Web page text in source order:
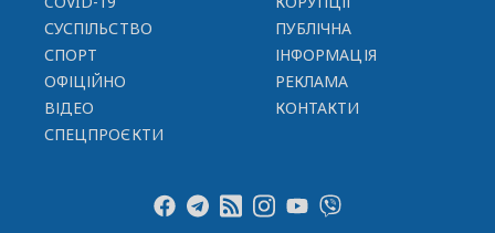
СУСПІЛЬСТВО
СПОРТ
ОФІЦІЙНО
ВІДЕО
СПЕЦПРОЄКТИ
ПУБЛІЧНА
ІНФОРМАЦІЯ
РЕКЛАМА
КОНТАКТИ